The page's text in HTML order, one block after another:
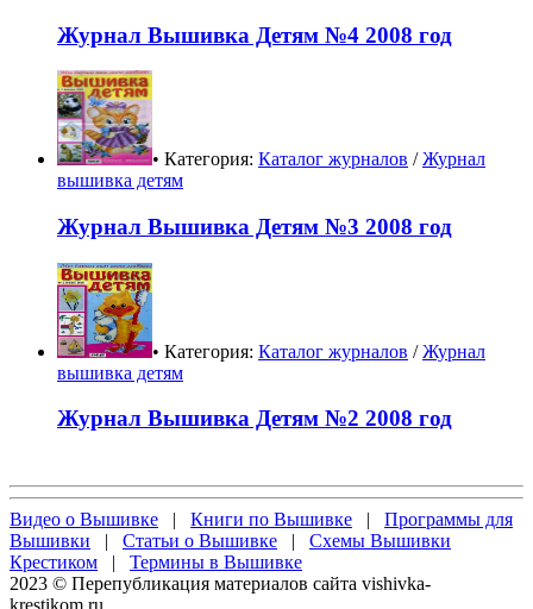
Журнал Вышивка Детям №4 2008 год
• Категория: Каталог журналов /Журнал
вышивка детям
Журнал Вышивка Детям №3 2008 год
• Категория: Каталог журналов /Журнал
вышивка детям
Журнал Вышивка Детям №2 2008 год
Видео о Вышивке | Книги по Вышивке | Программы для
Вышивки | Статьи о Вышивке | Схемы Вышивки
Крестиком | Термины в Вышивке
2023 © Перепубликация материалов сайта vishivka-